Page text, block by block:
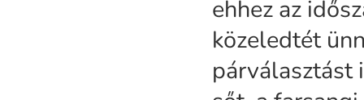
ehhez az
közeledtét
párválasztást